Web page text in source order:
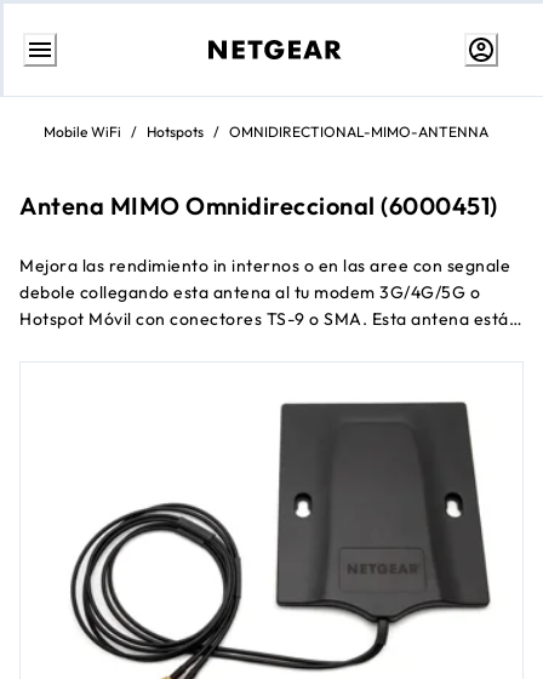
Ir
contenido
Mobile WiFi / Hotspots / OMNIDIRECTIONAL-MIMO-ANTENNA
Antena MIMO Omnidireccional (6000451)
Mejora las rendimiento in internos o en las aree con segnale
debole collegando esta antena al tu modem 3G/4G/5G o
Hotspot Móvil con conectores TS-9 o SMA. Esta antena está
de red es escasa. Instalación sencilla, sin necesidad de